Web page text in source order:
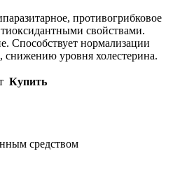
противогрибковое
свойствами.
Способствует нормализации
снижению уровня холестерина.
Купить
средством